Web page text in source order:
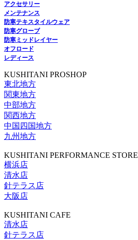
アクセサリー
メンテナンス
防寒テキスタイルウェア
防寒グローブ
防寒ミッドレイヤー
オフロード
レディース
KUSHITANI PROSHOP
東北地方
関東地方
中部地方
関西地方
中国四国地方
九州地方
KUSHITANI PERFORMANCE STORE
横浜店
清水店
針テラス店
大阪店
KUSHITANI CAFE
清水店
針テラス店